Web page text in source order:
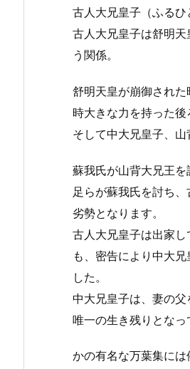
古人大兄皇子（ふるひ
古人大兄皇子は舒明
う関係。
舒明天皇が崩御され
時大きな力を持った後
そして中大兄皇子、山
蘇我氏が山背大兄王
足らが蘇我氏を討ち
劣勢となります。
古人大兄皇子は出家
も、密告により中大
した。
中大兄皇子は、妻の
唯一の生き残りとなっ
かの有名な万葉集に